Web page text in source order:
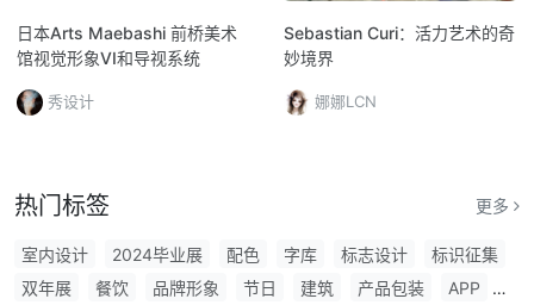
日本Arts Maebashi 前桥美术
馆视觉形象VI和导视系统
秀设计
Sebastian Curi：活力艺术的奇
妙境界
娜娜LCN
热门标签 更多
室内设计 2024毕业展 配色 字库 标志设计
标识征集
双年展
餐饮 品牌形象 节日 建筑 产品包装 APP